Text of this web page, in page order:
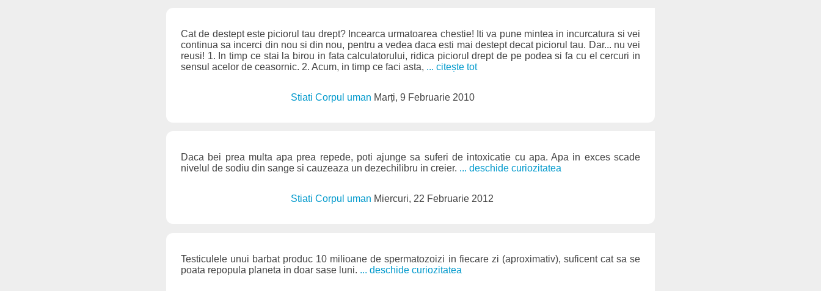
Cat de destept este piciorul tau drept? Incearca urmatoarea chestie! Iti va pune mintea in incurcatura si vei
continua sa incerci din nou si din nou, pentru a vedea daca esti mai destept decat piciorul tau. Dar... nu vei
reusi! 1. In timp ce stai la birou in fata calculatorului, ridica piciorul drept de pe podea si fa cu el cercuri in
sensul acelor de ceasornic. 2. Acum, in timp ce faci asta, ... citește tot
Stiati Corpul uman Marți, 9 Februarie 2010
Daca bei prea multa apa prea repede, poti ajunge sa suferi de intoxicatie cu apa. Apa in exces scade
nivelul de sodiu din sange si cauzeaza un dezechilibru in creier. ... deschide curiozitatea
Stiati Corpul uman Miercuri, 22 Februarie 2012
Testiculele unui barbat produc 10 milioane de spermatozoizi in fiecare zi (aproximativ), suficent cat sa se
poata repopula planeta in doar sase luni. ... deschide curiozitatea